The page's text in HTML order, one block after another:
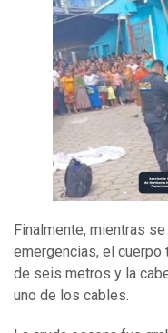
Finalmente, mientras
emergencias, el cuerpo
de seis metros y la
uno de los cables.